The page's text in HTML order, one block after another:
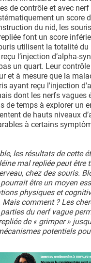
de contrôle et avec
un score
du nid, les
font un score
utilisent la totalité
l’injection d’alpha-
un quart. Leur
et à mesure que la
ayant reçu l'injection
dont les nerfs vagues
de temps à explorer un
de hauts niveaux
à certains
les résultats de cette
mal repliée peut être
chez des souris.
être un moyen
physiques et
Mais comment ? Les
du nerf vague
de « grimper »
potentiels